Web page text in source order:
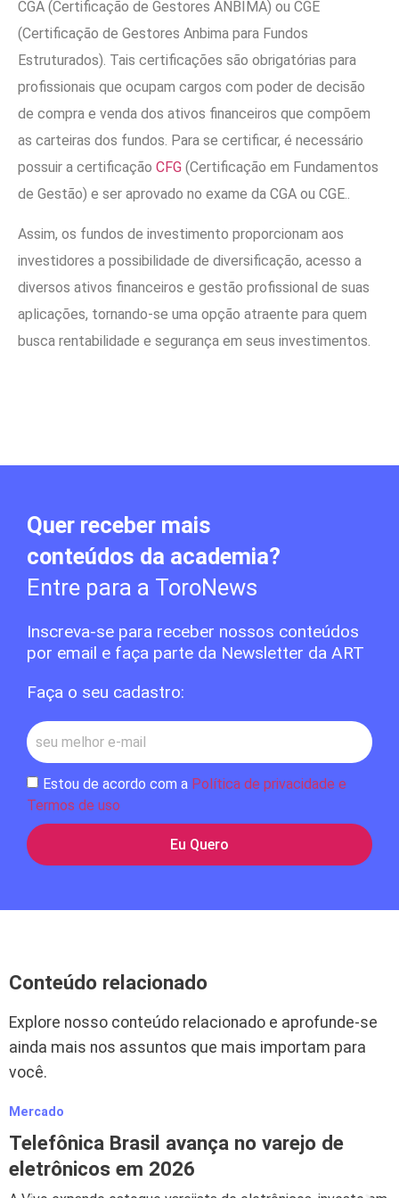
CGA (Certificação de Gestores ANBIMA) ou CGE
(Certificação de Gestores Anbima para Fundos
Estruturados). Tais certificações são obrigatórias para
profissionais que ocupam cargos com poder de decisão
de compra e venda dos ativos financeiros que compõem
as carteiras dos fundos. Para se certificar, é necessário
possuir a certificação CFG (Certificação em Fundamentos
de Gestão) e ser aprovado no exame da CGA ou CGE..
Assim, os fundos de investimento proporcionam aos
investidores a possibilidade de diversificação, acesso a
diversos ativos financeiros e gestão profissional de suas
aplicações, tornando-se uma opção atraente para quem
busca rentabilidade e segurança em seus investimentos.
Quer receber mais
conteúdos da academia?
Entre para a ToroNews
Inscreva-se para receber nossos conteúdos
por email e faça parte da Newsletter da ART
Faça o seu cadastro:
Estou de acordo com a Política de privacidade e
Termos de uso
Eu Quero
Conteúdo relacionado
Explore nosso conteúdo relacionado e aprofunde-se
ainda mais nos assuntos que mais importam para
você.
Mercado
Telefônica Brasil avança no varejo de
eletrônicos em 2026